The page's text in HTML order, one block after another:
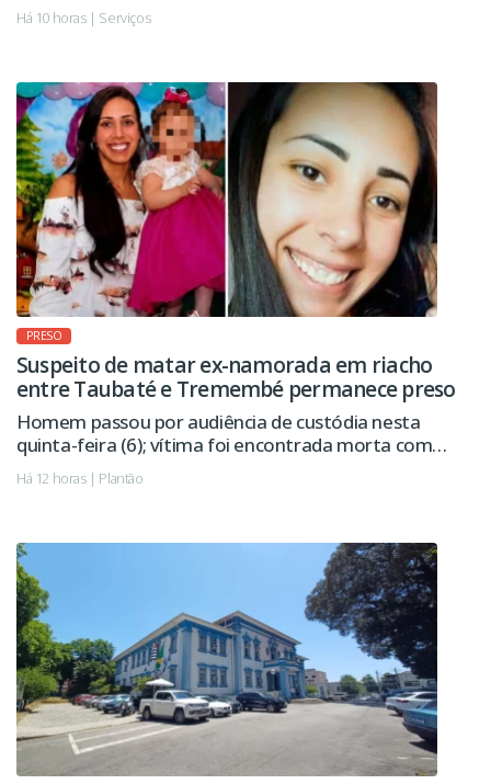
regiões da cidade.
Há 10 horas | Serviços
PRESO
Suspeito de matar ex-namorada em riacho
entre Taubaté e Tremembé permanece preso
Homem passou por audiência de custódia nesta
quinta-feira (6); vítima foi encontrada morta com
sinais de violência.
Há 12 horas | Plantão